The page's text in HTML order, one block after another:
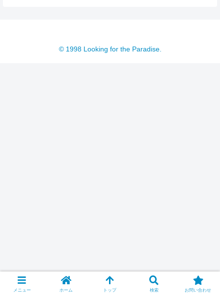
© 1998 Looking for the Paradise.
メニュー ホーム トップ 検索 お問い合わせ